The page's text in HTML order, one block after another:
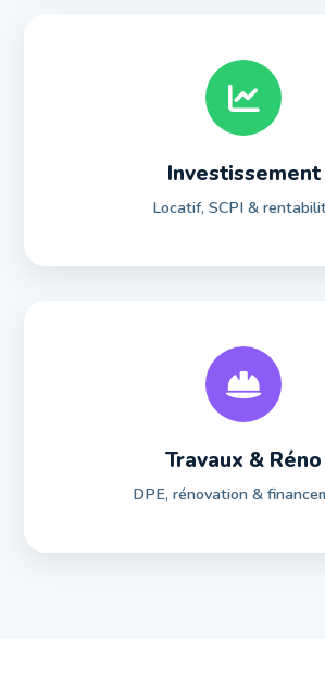
Investissement
Locatif, SCPI &
Travaux & Réno
DPE, rénovation &